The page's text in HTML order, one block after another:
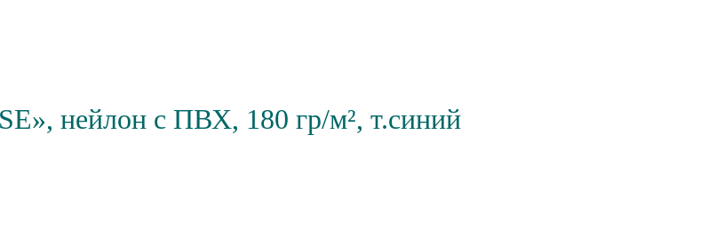
нейлон с ПВХ, 180 гр/м², т.синий